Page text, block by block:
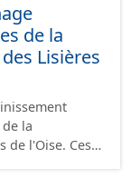
...).
de la
Lisières
la
de l'Oise. Ces